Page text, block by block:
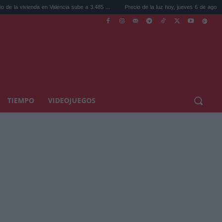
Valencia sube a 3.485 ... Precio de la luz hoy, jueves 6 de agosto: la hora ...
TIEMPO VIDEOJUEGOS